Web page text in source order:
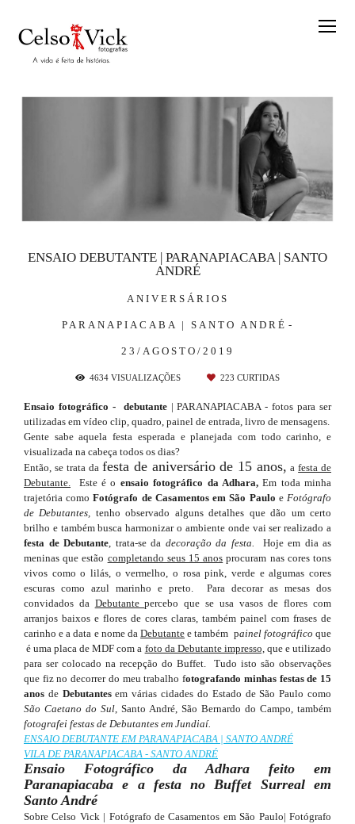
ANIVERSÁRIOS
PARANAPIACABA | SANTO ANDRÉ
23/AGOSTO/2019
ENSAIO DEBUTANTE | PARANAPIACABA | SANTO
ANDRÉ
4634 VISUALIZAÇÕES 223 CURTIDAS
Ensaio fotográfico - debutante | PARANAPIACABA - fotos para ser
utilizadas em vídeo clip, quadro, painel de entrada, livro de mensagens.
Gente sabe aquela festa esperada e planejada com todo carinho, e
visualizada na cabeça todos os dias?
Então, se trata da festa de aniversário de 15 anos, afesta de
Debutante.
Este é o ensaio fotográfico da Adhara,Em toda minha
trajetória como Fotógrafo de Casamentos em São Paulo e Fotógrafo
de Debutantes,
tenho observado alguns detalhes que dão um certo
brilho e também busca harmonizar o ambiente onde vai ser realizado a
festa de Debutante , trata-se da decoração da festa.
Hoje em dia as
meninas que estão completando seus 15 anos procuram nas cores tons
vivos como o lilás, o vermelho, o rosa pink, verde e algumas cores
escuras como azul marinho e preto. Para decorar as mesas dos
convidados da Debutantepercebo que se usa vasos de flores com
arranjos baixos e flores de cores claras, também painel com frases de
carinho e a data e nome daDebutante e também painel fotográficoque
é uma placa de MDF com a foto da Debutante impresso, que e utilizado
para ser colocado na recepção do Buffet. Tudo isto são observações
que fiz no decorrer do meu trabalho fotografando minhas festas de 15
anos de Debutantesem várias cidades do Estado de São Paulo como
São Caetano do Sul , Santo André, São Bernardo do Campo, também
fotografei festas de Debutantes em Jundiaí.
ENSAIO DEBUTANTE EM PARANAPIACABA | SANTO ANDRÉ
VILA DE PARANAPIACABA - SANTO ANDRÉ
Ensaio Fotográfico da Adhara feito em
Paranapiacaba e a festa no Buffet Surreal em
Santo André
Sobre Celso Vick | Fotógrafo de Casamentos em São Paulo| Fotógrafo